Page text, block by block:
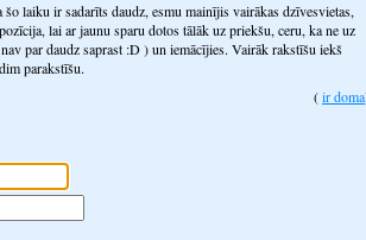
laiku ir sadarīts daudz, esmu mainījis vairākas dzīvesvietas,
lai ar jaunu sparu dotos tālāk uz priekšu, ceru, ka ne uz
par daudz saprast :D ) un iemācījies. Vairāk rakstīšu iekš
parakstīšu.
ir doma